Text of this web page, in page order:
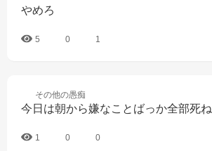
やめろ
5 0 1
その他の愚痴
今日は朝から嫌なことばっか全部死ね
1 0 0